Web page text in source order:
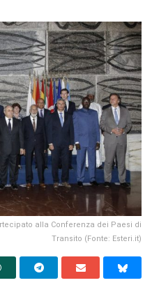
alla Conferenza dei Paesi di
Transito (Fonte: Esteri.it)